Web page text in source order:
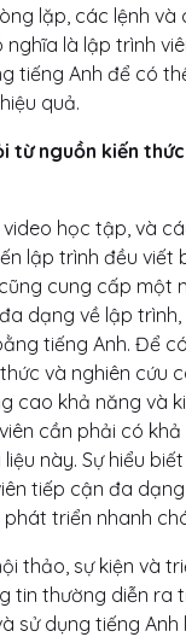
lặp, các lệnh và
nghĩa là lập trình
tiếng Anh để có
quả.
từ nguồn kiến
video học tập, và
lập trình đều viết
cung cấp một
dạng về lập trình,
tiếng Anh. Để
và nghiên cứu
cao khả năng và
cần phải có
này. Sự hiểu
tiếp cận đa
triển nhanh
thảo, sự kiện và
tin thường diễn ra
sử dụng tiếng Anh